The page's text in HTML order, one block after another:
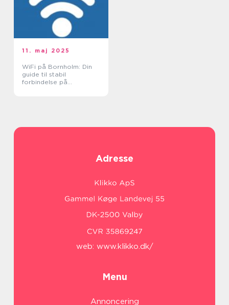
11. maj 2025
WiFi på Bornholm: Din
guide til stabil
forbindelse på
Adresse
web: www.klikko.dk/
Menu
Annoncering